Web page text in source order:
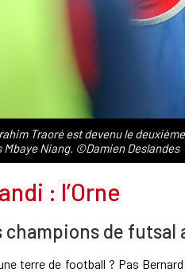
Traoré est devenu le
Mbaye Niang. ©Damien Deslandes
: l’Orne
champions de futsal
terre de football ? Pas